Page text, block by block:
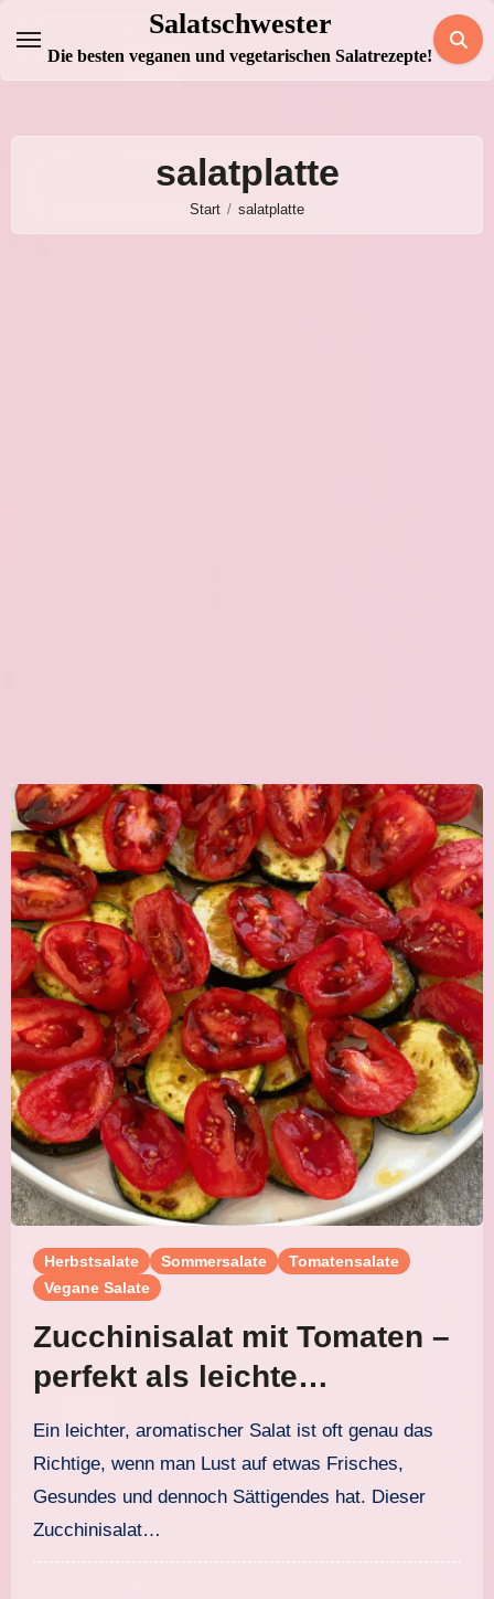
Inhalt
springen
Salatschwester
Die besten veganen und vegetarischen Salatrezepte!
salatplatte
Start salatplatte
Herbstsalate Sommersalate
Tomatensalate
Vegane Salate
Zucchinisalat mit Tomaten –
perfekt als leichte
Salatplatte
Ein leichter, aromatischer Salat ist oft genau das
Richtige, wenn man Lust auf etwas Frisches,
Gesundes und dennoch Sättigendes hat. Dieser
Zucchinisalat…